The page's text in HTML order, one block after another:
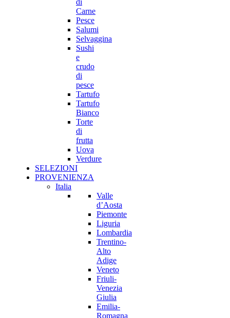
di
Carne
Pesce
Salumi
Selvaggina
Sushi
e
crudo
di
pesce
Tartufo
Tartufo
Bianco
Torte
di
frutta
Uova
Verdure
SELEZIONI
PROVENIENZA
Italia
Valle
d’Aosta
Piemonte
Liguria
Lombardia
Trentino-
Alto
Adige
Veneto
Friuli-
Venezia
Giulia
Emilia-
Romagna